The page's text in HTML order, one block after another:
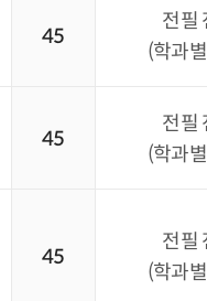
45
전필
(학과
45
전필
(학과
45
전필
(학과